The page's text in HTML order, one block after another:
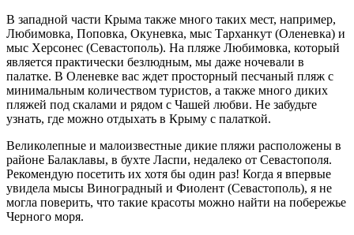
В западной части Крыма также много таких мест, например,
Любимовка, Поповка, Окуневка, мыс Тарханкут (Оленевка) и
мыс Херсонес (Севастополь). На пляже Любимовка, который
является практически безлюдным, мы даже ночевали в
палатке. В Оленевке вас ждет просторный песчаный пляж с
минимальным количеством туристов, а также много диких
пляжей под скалами и рядом с Чашей любви. Не забудьте
узнать, где можно отдыхать в Крыму с палаткой.
Великолепные и малоизвестные дикие пляжи расположены в
районе Балаклавы, в бухте Ласпи, недалеко от Севастополя.
Рекомендую посетить их хотя бы один раз! Когда я впервые
увидела мысы Виноградный и Фиолент (Севастополь), я не
могла поверить, что такие красоты можно найти на побережье
Черного моря.